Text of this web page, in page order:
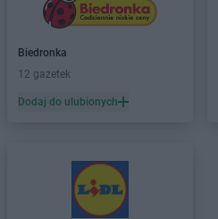
Biedronka
12 gazetek
Dodaj do ulubionych